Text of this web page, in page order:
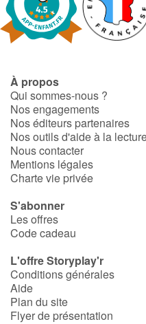
À propos
Qui sommes-nous ?
Nos engagements
Nos éditeurs partenaires
Nos outils d'aide à la
Nous contacter
Mentions légales
Charte vie privée
S'abonner
Les offres
Code cadeau
L'offre Storyplay'r
Conditions générales
Aide
Plan du site
Flyer de présentation